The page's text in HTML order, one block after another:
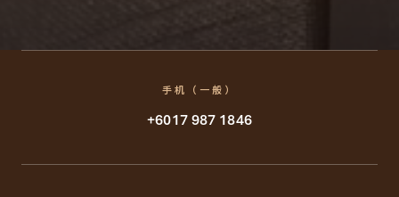
手机（一般）
+6017 987 1846